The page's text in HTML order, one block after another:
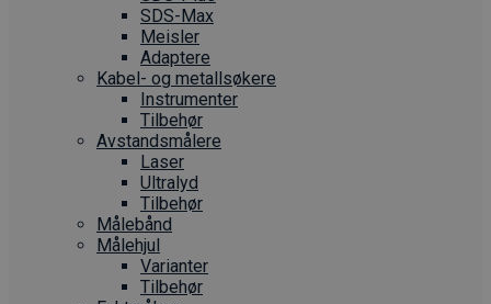
SDS-Max
Meisler
Adaptere
Kabel- og metallsøkere
Instrumenter
Tilbehør
Avstandsmålere
Laser
Ultralyd
Tilbehør
Målebånd
Målehjul
Varianter
Tilbehør